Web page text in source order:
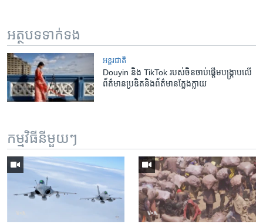
អត្ថបទ​ទាក់ទង
អន្តរជាតិ
Douyin និង TikTok របស់​ចិន​ចាប់ផ្ដើម​បង្ក្រាប​លើ​
ព័ត៌មាន​ប្រឌិត​និង​ព័ត៌មាន​ក្លែងក្លាយ
កម្មវិធី​នីមួយៗ